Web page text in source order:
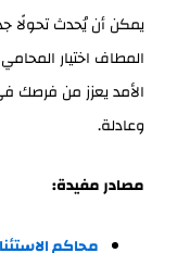
يمكن أن يُحدث تحولًا
المطاف اختيار
الأمد يعزز من فرصك
وعادلة.
مصادر مفيدة:
محاكم